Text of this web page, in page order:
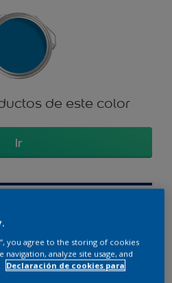
de este color
Ir
en tus paredes
you agree to the storing of cookies
analyze site usage, and
Declaración de cookies para